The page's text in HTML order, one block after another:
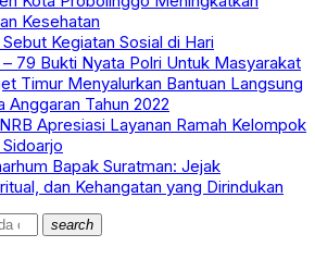
Kesehatan
Kegiatan Sosial di Hari
79 Bukti Nyata Polri Untuk Masyarakat
Timur Menyalurkan Bantuan Langsung
Anggaran Tahun 2022
Apresiasi Layanan Ramah Kelompok
Bapak Suratman: Jejak
dan Kehangatan yang Dirindukan
search